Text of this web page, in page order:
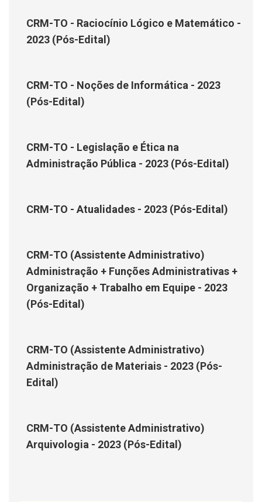
CRM-TO - Raciocínio Lógico e Matemático -
2023 (Pós-Edital)
CRM-TO - Noções de Informática - 2023
(Pós-Edital)
CRM-TO - Legislação e Ética na
Administração Pública - 2023 (Pós-Edital)
CRM-TO - Atualidades - 2023 (Pós-Edital)
CRM-TO (Assistente Administrativo)
Administração + Funções Administrativas +
Organização + Trabalho em Equipe - 2023
(Pós-Edital)
CRM-TO (Assistente Administrativo)
Administração de Materiais - 2023 (Pós-
Edital)
CRM-TO (Assistente Administrativo)
Arquivologia - 2023 (Pós-Edital)